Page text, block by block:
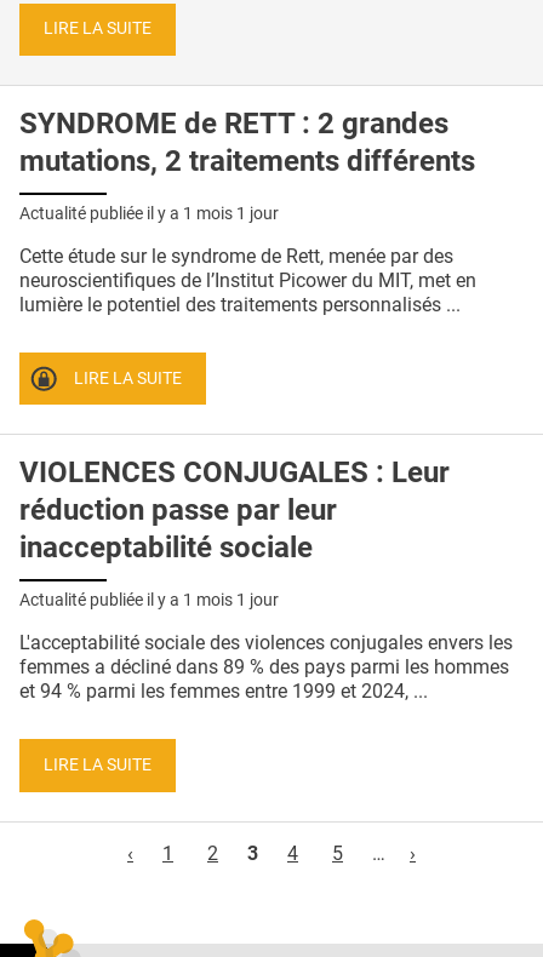
LIRE LA SUITE
SYNDROME de RETT : 2 grandes
mutations, 2 traitements différents
Actualité publiée il y a 1 mois 1 jour
Cette étude sur le syndrome de Rett, menée par des
neuroscientifiques de l’Institut Picower du MIT, met en
lumière le potentiel des traitements personnalisés ...
LIRE LA SUITE
VIOLENCES CONJUGALES : Leur
réduction passe par leur
inacceptabilité sociale
Actualité publiée il y a 1 mois 1 jour
L'acceptabilité sociale des violences conjugales envers les
femmes a décliné dans 89 % des pays parmi les hommes
et 94 % parmi les femmes entre 1999 et 2024, ...
LIRE LA SUITE
‹
1 2 3 4 5 … ›